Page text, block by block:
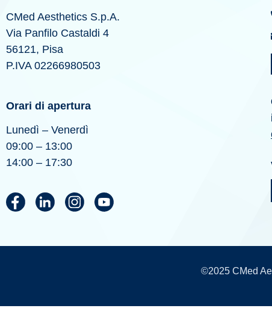
CMed Aesthetics S.p.A.
Via Panfilo Castaldi 4
56121, Pisa
P.IVA 02266980503
Orari di apertura
Lunedì – Venerdì
09:00 – 13:00
14:00 – 17:30
©2025 CMed